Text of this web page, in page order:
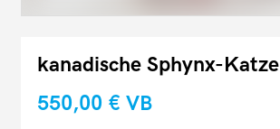
kanadische Sphynx-Katze
550,00 € VB